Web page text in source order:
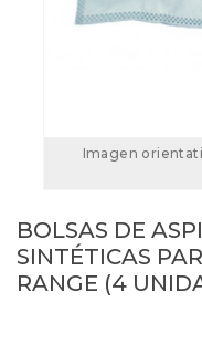
Imagen
BOLSAS DE
SINTÉTICAS
RANGE (4